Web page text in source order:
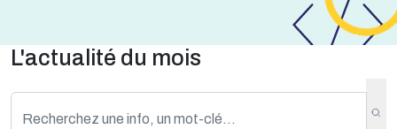
L'actualité du mois